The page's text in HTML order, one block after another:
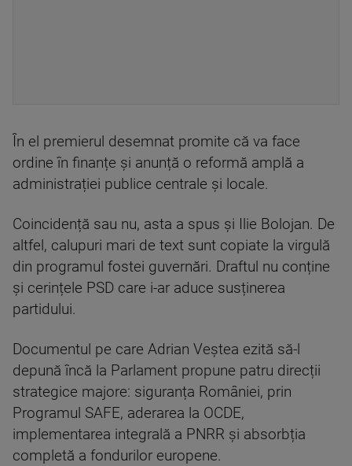
În el premierul desemnat promite că va face
ordine în finanțe și anunță o reformă amplă a
administrației publice centrale și locale.
Coincidență sau nu, asta a spus și Ilie Bolojan. De
altfel, calupuri mari de text sunt copiate la virgulă
din programul fostei guvernări. Draftul nu conține
și cerințele PSD care i-ar aduce susținerea
partidului.
Documentul pe care Adrian Veștea ezită să-l
depună încă la Parlament propune patru direcții
strategice majore: siguranța României, prin
Programul SAFE, aderarea la OCDE,
implementarea integrală a PNRR și absorbția
completă a fondurilor europene.